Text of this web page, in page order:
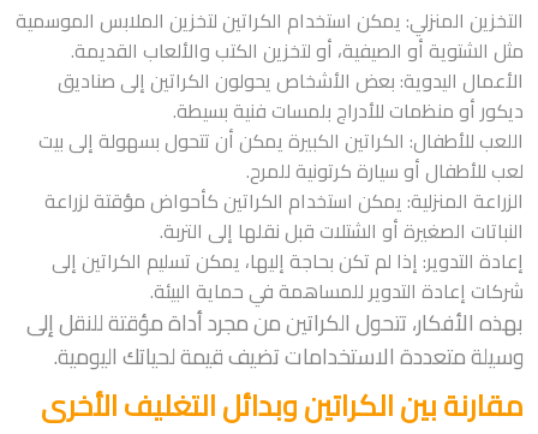
التخزين المنزلي: يمكن استخدام الكراتين لتخزين الملابس الموسمية
مثل الشتوية أو الصيفية، أو لتخزين الكتب والألعاب القديمة.
الأعمال اليدوية: بعض الأشخاص يحولون الكراتين إلى صناديق
ديكور أو منظمات للأدراج بلمسات فنية بسيطة.
اللعب للأطفال: الكراتين الكبيرة يمكن أن تتحول بسهولة إلى بيت
لعب للأطفال أو سيارة كرتونية للمرح.
الزراعة المنزلية: يمكن استخدام الكراتين كأحواض مؤقتة لزراعة
النباتات الصغيرة أو الشتلات قبل نقلها إلى التربة.
إعادة التدوير: إذا لم تكن بحاجة إليها، يمكن تسليم الكراتين إلى
شركات إعادة التدوير للمساهمة في حماية البيئة.
بهذه الأفكار، تتحول الكراتين من مجرد أداة مؤقتة للنقل إلى
وسيلة متعددة الاستخدامات تضيف قيمة لحياتك اليومية.
مقارنة بين الكراتين وبدائل التغليف الأخرى